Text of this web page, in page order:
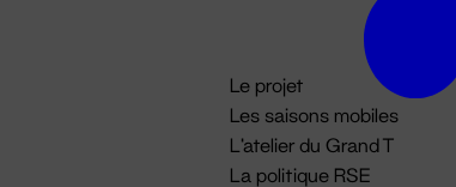
Le projet
Les saisons mobiles
L'atelier du Grand T
La politique RSE